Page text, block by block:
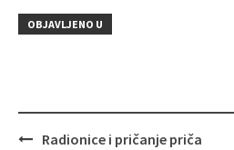
OBJAVLJENO U
Navigacija
Radionice i pričanje priča